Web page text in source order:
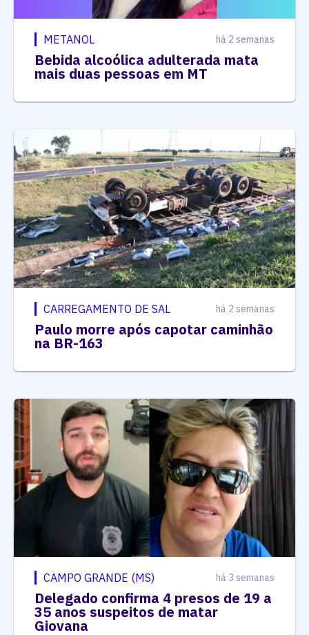
METANOL há 2 semanas
Bebida alcoólica adulterada mata
mais duas pessoas em MT
CARREGAMENTO DE SAL há 2 semanas
Paulo morre após capotar caminhão
na BR-163
CAMPO GRANDE (MS) há 3 semanas
Delegado confirma 4 presos de 19 a
35 anos suspeitos de matar
Giovana